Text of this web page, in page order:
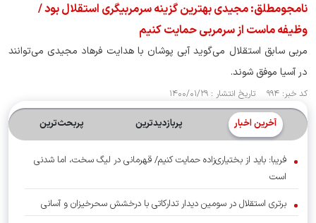
نامجومطلق: مجیدی بهترین گزینه سرمربیگری استقلال بود /
وظیفه ماست از سرمربی حمایت کنیم
مربی سابق استقلال می‌گوید آبی پوشان با هدایت فرهاد مجیدی می‌توانند
در آسیا موفق شوند.
کد خبر: ۹۹۴ تاریخ انتشار : ۱۴۰۰/۰۱/۲۹
آخرین اخبار پربازدیدترین پربحث‌ترین‌
فریبا: باید از بختیاری‌زاده حمایت کنیم/ قهرمانی در لیگ سخت، اما شدنی
است
برتری استقلال در سومین دیدار تدارکاتی با درخشش سحرخیزان و آسانی